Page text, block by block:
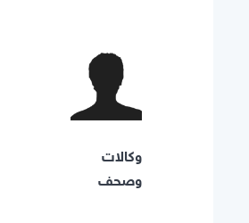
وكالات
وصحف